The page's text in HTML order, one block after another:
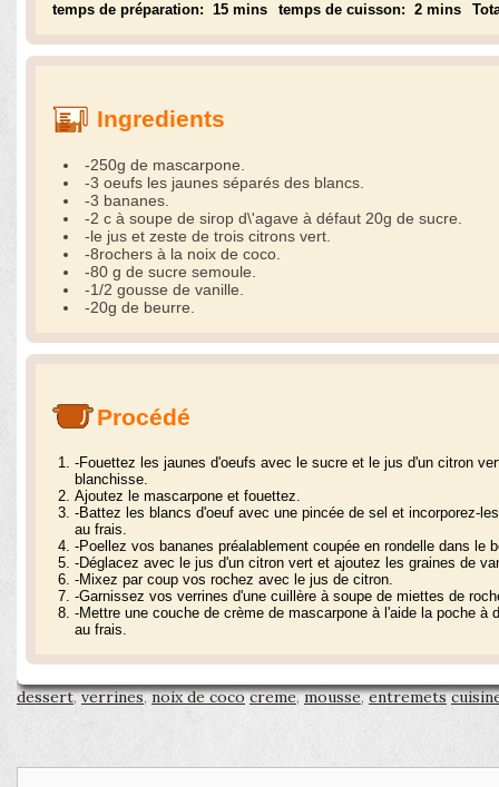
temps de préparation: 15 mins temps de cuisson: 2 mins
Ingredients
-250g de mascarpone.
-3 oeufs les jaunes séparés des blancs.
-3 bananes.
-2 c à soupe de sirop d\'agave à défaut 20g de sucre.
-le jus et zeste de trois citrons vert.
-8rochers à la noix de coco.
-80 g de sucre semoule.
-1/2 gousse de vanille.
-20g de beurre.
Procédé
-Fouettez les jaunes d'oeufs avec le sucre et le jus d'un citron
blanchisse.
Ajoutez le mascarpone et fouettez.
-Battez les blancs d'oeuf avec une pincée de sel et incorporez-
au frais.
-Poellez vos bananes préalablement coupée en rondelle dans le
-Déglacez avec le jus d'un citron vert et ajoutez les graines de
-Mixez par coup vos rochez avec le jus de citron.
-Garnissez vos verrines d'une cuillère à soupe de miettes de
-Mettre une couche de crème de mascarpone à l'aide la poche à
au frais.
dessert,verrines,noix de coco creme,mousse,entremets